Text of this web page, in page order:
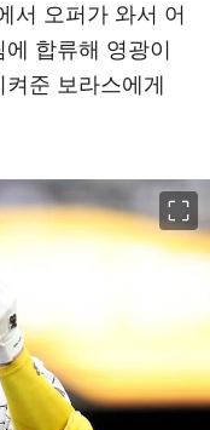
서 오퍼가 와서 어
합류해 영광이
준 보라스에게